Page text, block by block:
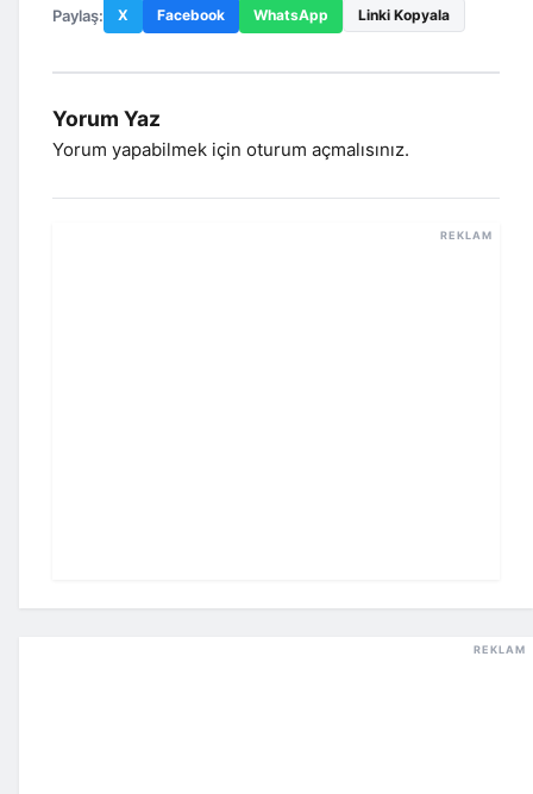
Paylaş: X Facebook WhatsApp Linki Kopyala
Yorum Yaz
Yorum yapabilmek için oturum açmalısınız.
REKLAM
REKLAM